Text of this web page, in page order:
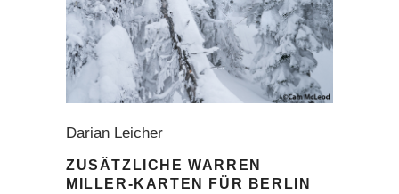
Darian Leicher
ZUSÄTZLICHE WARREN
MILLER-KARTEN FÜR BERLIN